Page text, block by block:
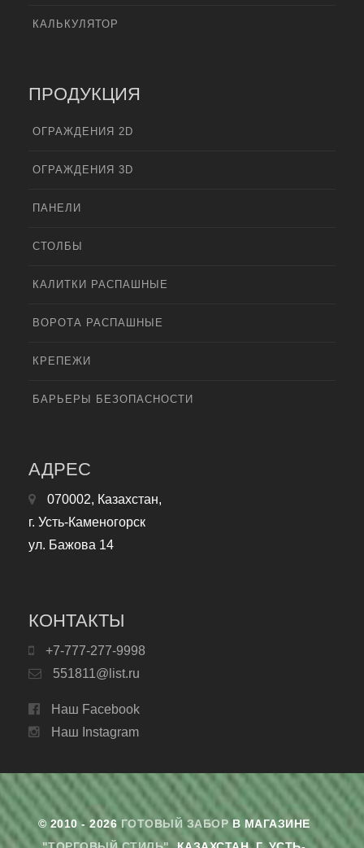
КАЛЬКУЛЯТОР
ПРОДУКЦИЯ
ОГРАЖДЕНИЯ 2D
ОГРАЖДЕНИЯ 3D
ПАНЕЛИ
СТОЛБЫ
КАЛИТКИ РАСПАШНЫЕ
ВОРОТА РАСПАШНЫЕ
КРЕПЕЖИ
БАРЬЕРЫ БЕЗОПАСНОСТИ
АДРЕС
070002, Казахстан,
г. Усть-Каменогорск
ул. Бажова 14
КОНТАКТЫ
+7-777-277-9998
551811@list.ru
Наш Facebook
Наш Instagram
© 2010 - 2026 ГОТОВЫЙ ЗАБОРВ МАГАЗИНЕ